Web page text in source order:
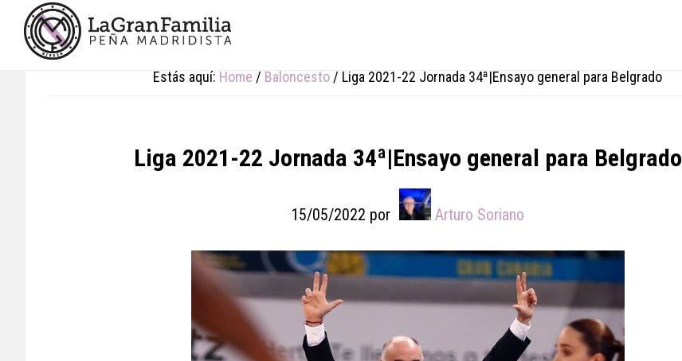
primary
footer
Estás aquí: Home / Baloncesto / Liga 2021-22 Jornada 34ª|Ensayo general para Belgrado
Liga 2021-22 Jornada 34ª|Ensayo general para Belgrado
15/05/2022 por Arturo Soriano